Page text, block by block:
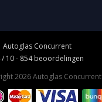
Autoglas Concurrent
/ 10- 854beoordelingen
2026 Autoglas Concurrent